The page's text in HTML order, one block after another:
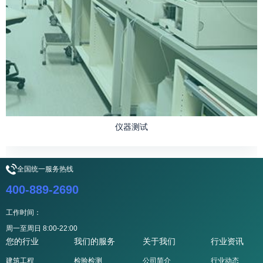
仪器测试
全国统一服务热线
400-889-2690
工作时间：
周一至周日 8:00-22:00
您的行业
建筑工程
我们的服务
检验检测
关于我们
公司简介
行业资讯
行业动态